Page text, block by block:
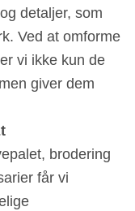
detaljer, som
Ved at omforme
vi ikke kun de
giver dem
brodering
får vi